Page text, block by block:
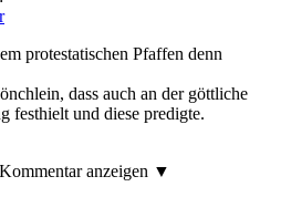
protestatischen Pfaffen denn
dass auch an der göttliche
festhielt und diese predigte.
anzeigen ▼